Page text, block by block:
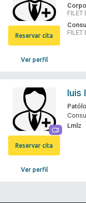
Ver perfil
Reservar cita
FILET
FILET
Ver perfil
Reservar cita
luis
Lmlz